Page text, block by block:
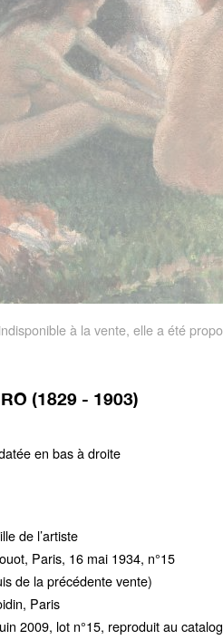
à la vente, elle a été
(1829 - 1903)
en bas à droite
de l’artiste
Paris, 16 mai 1934, n°15
de la précédente vente)
Paris
2009, lot n°15, reproduit au